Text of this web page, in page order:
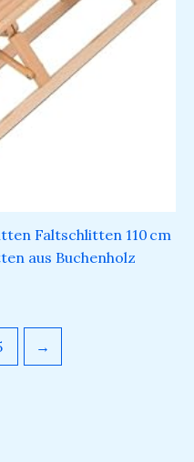
Faltschlitten 110 cm
aus Buchenholz
→